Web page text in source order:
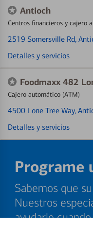
Antioch
Centros financieros y cajero
2519 Somersville Rd,
Detalles y servicios
Foodmaxx 482
Cajero automático (ATM)
4500 Lone Tree Way,
Detalles y servicios
Programe
Sabemos que
Nuestros
ayudarle